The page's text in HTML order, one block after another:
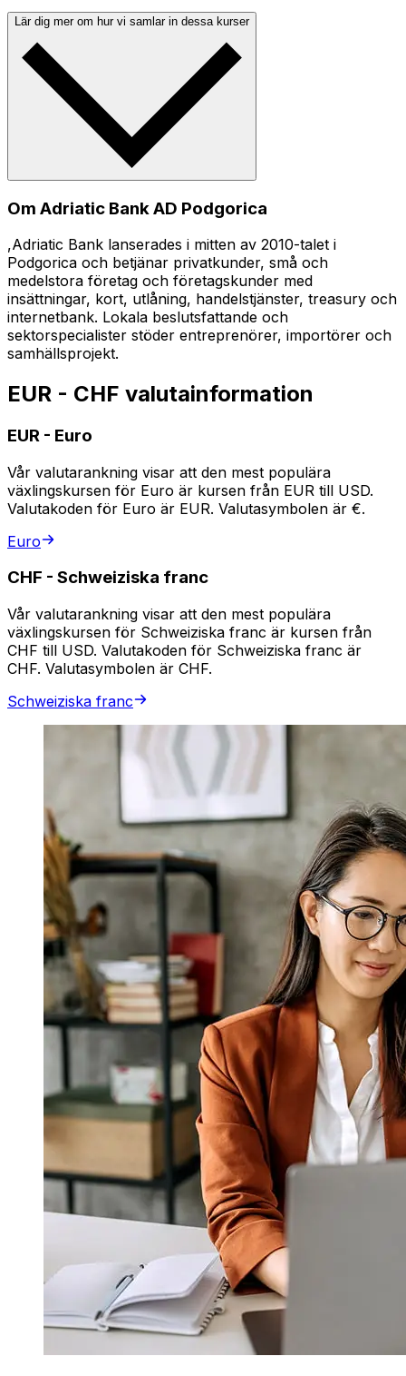
Lär dig mer om hur vi samlar in dessa kurser
Om Adriatic Bank AD Podgorica
,Adriatic Bank lanserades i mitten av 2010-talet i
Podgorica och betjänar privatkunder, små och
medelstora företag och företagskunder med
insättningar, kort, utlåning, handelstjänster, treasury och
internetbank. Lokala beslutsfattande och
sektorspecialister stöder entreprenörer, importörer och
samhällsprojekt.
EUR - CHF valutainformation
EUR - Euro
Vår valutarankning visar att den mest populära
växlingskursen för Euro är kursen från EUR till USD.
Valutakoden för Euro är EUR. Valutasymbolen är €.
Euro
CHF - Schweiziska franc
Vår valutarankning visar att den mest populära
växlingskursen för Schweiziska franc är kursen från
CHF till USD. Valutakoden för Schweiziska franc är
CHF. Valutasymbolen är CHF.
Schweiziska franc